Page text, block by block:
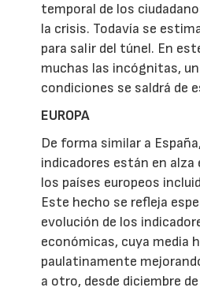
temporal de los
la crisis. Todavía se
para salir del túnel. En
muchas las incógnitas,
condiciones se saldrá de
EUROPA
De forma similar a
indicadores están en alza
los países europeos
Este hecho se refleja
evolución de los
económicas, cuya media
paulatinamente
a otro, desde diciembre